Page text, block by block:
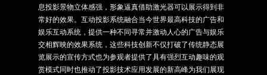
息投影景物立体感强，形象逼真借助激光器可以展示得到非
常好的效果。互动投影系统融合当今世界最高科技的广告和
娱乐互动系统，提供一种不同寻常并激动人心的广告与娱乐
交相辉映的效果系统，这些科技创新不仅打破了传统静态展
览展示的宣传方式也为参观者提供了具有强烈互动趣味的观
赏模式同时也推动了投影技术应用发展的新高峰为我们展现